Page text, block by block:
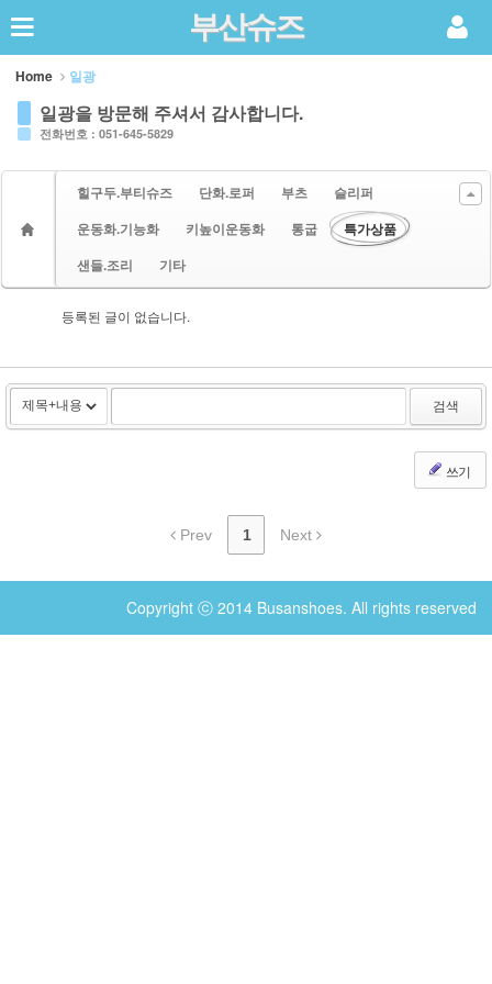
부산슈즈
Home 일광
일광을 방문해 주셔서 감사합니다.
전화번호 : 051-645-5829
힐구두.부티슈즈 단화.로퍼 부츠
슬리퍼
운동화.기능화
키높이운동화 통굽
특가상품
샌들.조리
기타
등록된 글이 없습니다.
검색
쓰기
Prev 1 Next
Copyright ⓒ 2014 Busanshoes. All rights reserved
Sketchbook5, 스케치북5
Sketchbook5, 스케치북5